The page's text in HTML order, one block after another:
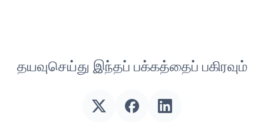
தயவுசெய்து இந்தப் பக்கத்தைப் பகிரவும்